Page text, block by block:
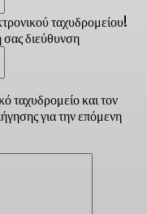
ταχυδρομείου!
διεύθυνση
ταχυδρομείο και τον
για την επόμενη